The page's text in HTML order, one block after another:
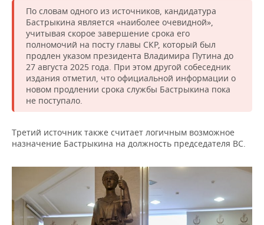
КИБЕРСПОРТ
ФИГУРНОЕ КАТАНИЕ
ВОДНЫЕ ВИДЫ СПОРТА
ХОККЕЙ С МЯЧОМ
КУЛЬТУРА
МЕДИЦИНА
ОБРАЗОВАНИЕ
ПРОИСШЕСТВИЯ
СПИСОК КОМПАНИЙ
По словам одного из источников, кандидатура
Бастрыкина является «наиболее очевидной»,
учитывая скорое завершение срока его
полномочий на посту главы СКР, который был
продлен указом президента Владимира Путина до
27 августа 2025 года. При этом другой собеседник
издания отметил, что официальной информации о
новом продлении срока службы Бастрыкина пока
не поступало.
Третий источник также считает логичным возможное
назначение Бастрыкина на должность председателя ВС.